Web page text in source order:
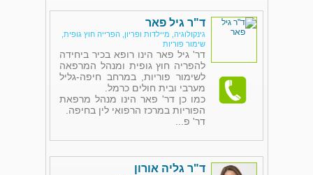
ד"ר גיל פאר
גינקולוגיה, מיילדות ופריון, הפרייה חוץ גופית,
שימור פוריות
דר' גיל פאר הינו רופא בכיר ביחידה
להפריה חוץ גופית ומנהל המרפאה
לשימור פוריות, במרחב חיפה-גליל
מערבי ובית חולים כרמל.
כמו כן דר' פאר הינו מנהל מרפאת
הפוריות במרכז הרפואי לין בחיפה.
דר' פ...
ד"ר גליה אורון